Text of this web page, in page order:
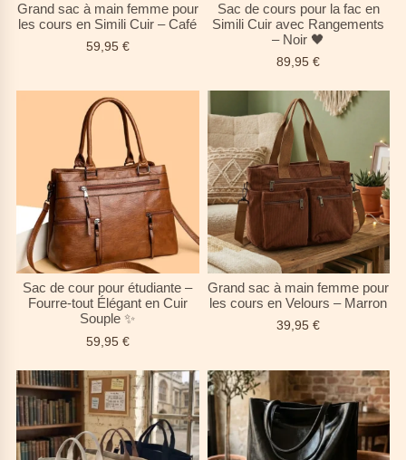
Grand sac à main femme pour
les cours en Simili Cuir – Café
59,95 €
Sac de cours pour la fac en
Simili Cuir avec Rangements
– Noir 🖤
89,95€
Sac de cour pour étudiante –
Fourre-tout Élégant en Cuir
Souple ✨
59,95 €
Grand sac à main femme pour
les cours en Velours – Marron
39,95€